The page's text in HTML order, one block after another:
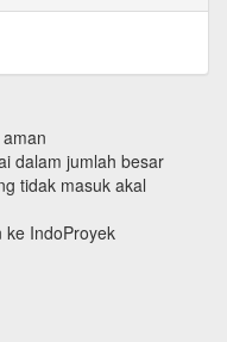
dalam jumlah besar
tidak masuk akal
ke IndoProyek